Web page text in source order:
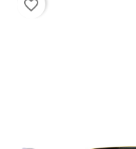
favorite_border